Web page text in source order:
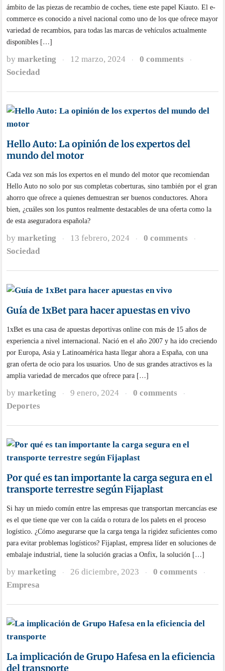
ámbito de las piezas de recambio de coches, tiene este papel Kiauto. El e-
commerce es conocido a nivel nacional como uno de los que ofrece mayor
variedad de recambios, para todas las marcas de vehículos actualmente
disponibles […]
bymarketing · 12 marzo, 2024 · 0 comments ·
Sociedad
Hello Auto: La opinión de los expertos del
mundo del motor
Cada vez son más los expertos en el mundo del motor que recomiendan
Hello Auto no solo por sus completas coberturas, sino también por el gran
ahorro que ofrece a quienes demuestran ser buenos conductores. Ahora
bien, ¿cuáles son los puntos realmente destacables de una oferta como la
de esta aseguradora española?
bymarketing · 13 febrero, 2024 · 0 comments ·
Sociedad
Guía de 1xBet para hacer apuestas en vivo
1xBet es una casa de apuestas deportivas online con más de 15 años de
experiencia a nivel internacional. Nació en el año 2007 y ha ido creciendo
por Europa, Asia y Latinoamérica hasta llegar ahora a España, con una
gran oferta de ocio para los usuarios. Uno de sus grandes atractivos es la
amplia variedad de mercados que ofrece para […]
bymarketing · 9 enero, 2024 · 0 comments ·
Deportes
Por qué es tan importante la carga segura en el
transporte terrestre según Fijaplast
Si hay un miedo común entre las empresas que transportan mercancías ese
es el que tiene que ver con la caída o rotura de los palets en el proceso
logístico. ¿Cómo asegurarse que la carga tenga la rigidez suficientes como
para evitar problemas logísticos? Fijaplast, empresa líder en soluciones de
embalaje industrial, tiene la solución gracias a Onfix, la solución […]
bymarketing · 26 diciembre, 2023 · 0 comments ·
Empresa
La implicación de Grupo Hafesa en la eficiencia
del transporte